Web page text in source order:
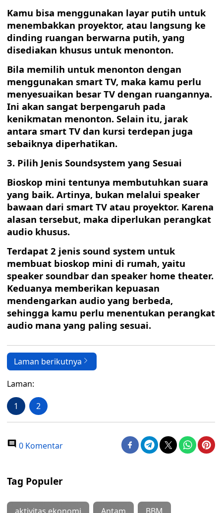
Kamu bisa menggunakan layar putih untuk
menembakkan proyektor, atau langsung ke
dinding ruangan berwarna putih, yang
disediakan khusus untuk menonton.
Bila memilih untuk menonton dengan
menggunakan smart TV, maka kamu perlu
menyesuaikan besar TV dengan ruangannya.
Ini akan sangat berpengaruh pada
kenikmatan menonton. Selain itu, jarak
antara smart TV dan kursi terdepan juga
sebaiknya diperhatikan.
3. Pilih Jenis Soundsystem yang Sesuai
Bioskop mini tentunya membutuhkan suara
yang baik. Artinya, bukan melalui speaker
bawaan dari smart TV atau proyektor. Karena
alasan tersebut, maka diperlukan perangkat
audio khusus.
Terdapat 2 jenis sound system untuk
membuat bioskop mini di rumah, yaitu
speaker soundbar dan speaker home theater.
Keduanya memberikan kepuasan
mendengarkan audio yang berbeda,
sehingga kamu perlu menentukan perangkat
audio mana yang paling sesuai.
Laman berikutnya
Laman:
1 2
0 Komentar
Tag Populer